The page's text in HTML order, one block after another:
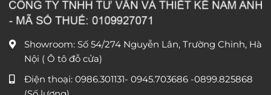
Showroom: Số 54/274 Nguyễn Lân, Trường Chinh, Hà
Nội ( Ô tô đỗ cửa)
Điện thoại: 0986.301131- 0945.703686 -0899.825868